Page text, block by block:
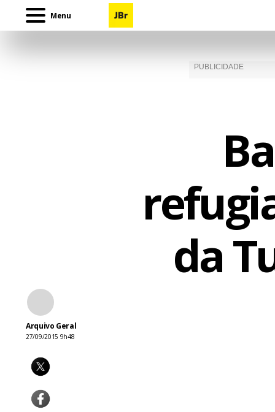
Menu
da
Arquivo Geral
27/09/2015 9h48